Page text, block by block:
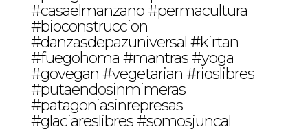
#casaelmanzano #permacultura
#bioconstruccion
#danzasdepazuniversal #kirtan
#fuegohoma #mantras #yoga
#govegan #vegetarian #rioslibres
#putaendosinmimeras
#patagoniasinrepresas
#glaciareslibres #somosjuncal